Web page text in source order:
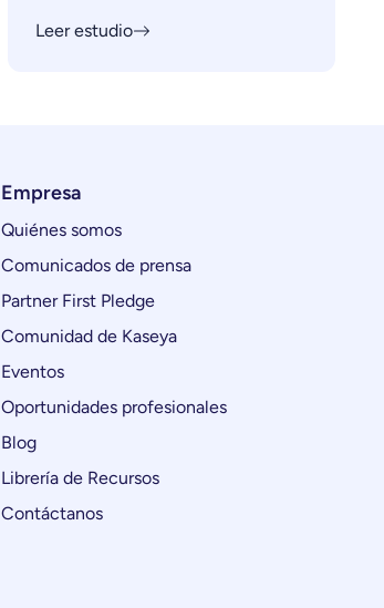
Leer estudio
Empresa
Quiénes somos
Comunicados de prensa
Partner First Pledge
Comunidad de Kaseya
Eventos
Oportunidades profesionales
Blog
Librería de Recursos
Contáctanos